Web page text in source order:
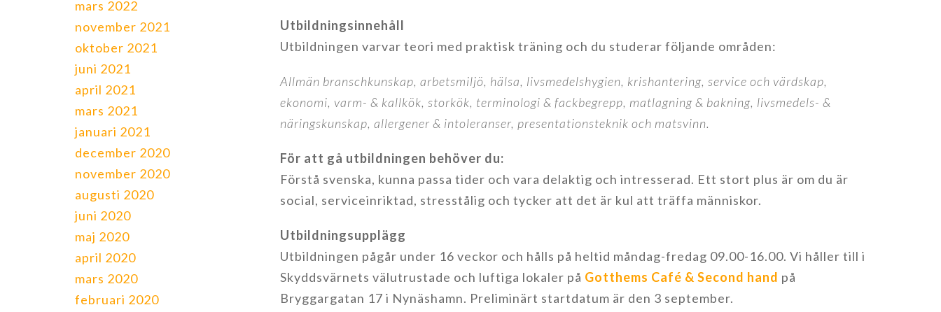
Utbildningsinnehåll
Utbildningen varvar teori med praktisk träning och du studerar följande områden:
Allmän branschkunskap, arbetsmiljö, hälsa, livsmedelshygien, krishantering, service och värdskap,
ekonomi, varm- & kallkök, storkök, terminologi & fackbegrepp, matlagning & bakning, livsmedels- &
näringskunskap, allergener & intoleranser, presentationsteknik och matsvinn.
För att gå utbildningen behöver du:
Förstå svenska, kunna passa tider och vara delaktig och intresserad. Ett stort plus är om du är
social, serviceinriktad, stresstålig och tycker att det är kul att träffa människor.
Utbildningsupplägg
Utbildningen pågår under 16 veckor och hålls på heltid måndag-fredag 09.00-16.00. Vi håller till i
Skyddsvärnets välutrustade och luftiga lokaler på Gotthems Café & Second hand på
Bryggargatan 17 i Nynäshamn. Preliminärt startdatum är den 3 september.
mars 2022
november 2021
oktober 2021
juni 2021
april 2021
mars 2021
januari 2021
december 2020
november 2020
augusti 2020
juni 2020
maj 2020
april 2020
mars 2020
februari 2020